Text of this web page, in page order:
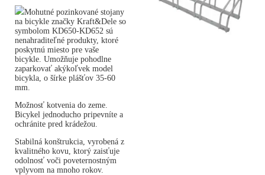
Mohutné pozinkované stojany
na bicykle značky Kraft&Dele so
symbolom KD650-KD652 sú
nenahraditeľné produkty, ktoré
poskytnú miesto pre vaše
bicykle. Umožňuje pohodlne
zaparkovať akýkoľvek model
bicykla, o šírke plášťov 35-60
mm.
Možnosť kotvenia do zeme.
Bicykel jednoducho pripevníte a
ochránite pred krádežou.
Stabilná konštrukcia, vyrobená z
kvalitného kovu, ktorý zaisťuje
odolnosť voči poveternostným
vplyvom na mnoho rokov.